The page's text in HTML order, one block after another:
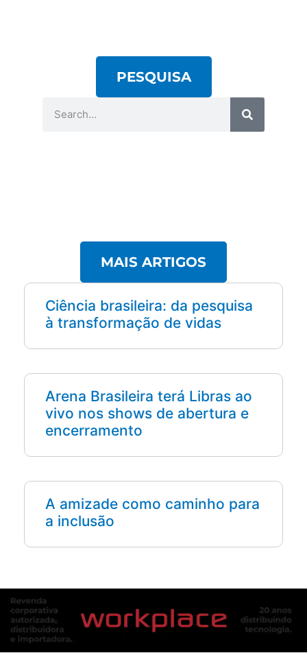
PESQUISA
MAIS ARTIGOS
Ciência brasileira: da pesquisa
à transformação de vidas
Arena Brasileira terá Libras ao
vivo nos shows de abertura e
encerramento
A amizade como caminho para
a inclusão